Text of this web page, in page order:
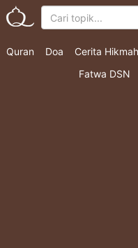
Quran Doa Cerita Hikmah
Fatwa DSN